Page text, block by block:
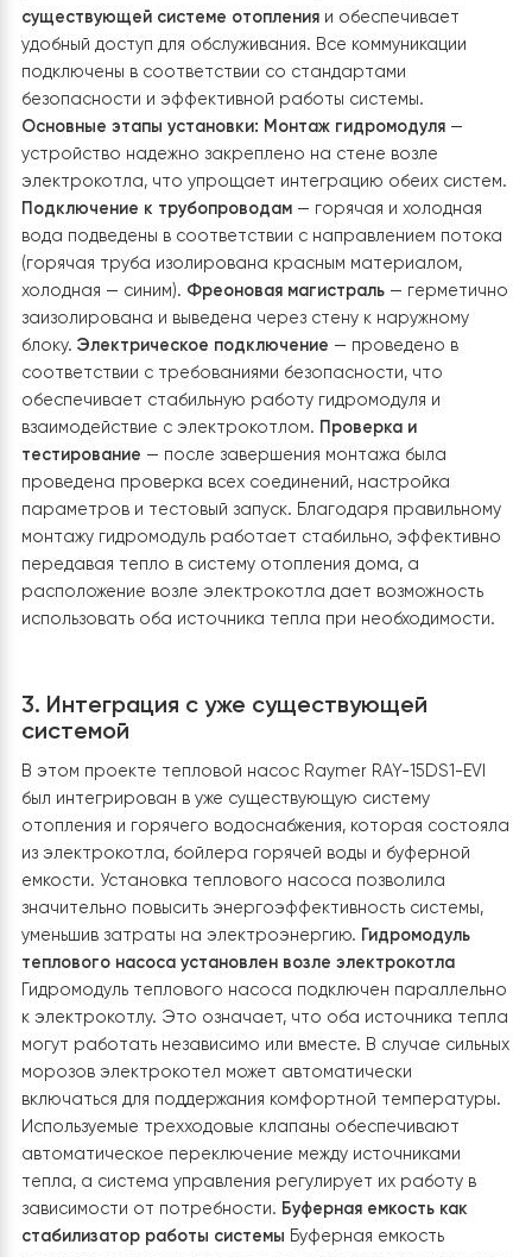
2. Установка гидромодуля теплового
насоса Raymer гидромодуля
Гидромодуль был смонтирован на стену в
помещении рядом с электрокотлом.
расположение позволяет оптимизировать
существующей системе отопления и обеспечивает
удобный доступ для обслуживания. Все коммуникации
подключены в соответствии со стандартами
безопасности и эффективной работы системы.
Основные этапы установки: Монтаж гидромодуля
устройство надежно закреплено на стене возле
вода подведены в соответствии с направлением
холодная — синим).Фреоновая магистраль—
заизолирована и выведена через стену к наружному
Электрическое подключение
— проведено в
соответствии с требованиями безопасности, что
обеспечивает стабильную работу гидромодуля и
взаимодействие с электрокотлом.Проверка и
тестирование— после завершения монтажа была
проведена проверка всех соединений, настройка
параметров и тестовый запуск. Благодаря
монтажу гидромодуль работает стабильно,
передавая тепло в систему отопления дома, а
расположение возле электрокотла дает
использовать оба источника тепла при
3. Интеграция с уже существующей